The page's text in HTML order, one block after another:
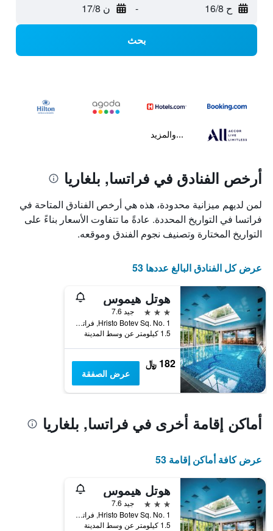
ح 16/8 - ن 17/8
بحث
...والمزيد
أرخص الفنادق في فراتسا, بلغاريا
لمن لديهم ميزانية محدودة، هذه هي أرخص الفنادق المتاحة في
فراتسا في التواريخ المحددة. عادةً ما تتفاوت الأسعار بناءً على
التواريخ المختارة وتصنيف نجوم الفندق وموقعه.
عرض كل الفنادق البالغ عددها 53
هوتل هيموس
3 نجوم
جيد 7.6
Hristo Botev Sq. No. 1, فراتسا, بلغاريا
1.5 كيلومتر عن وسط المدينة
182 ﷼
عرض الصفقة
أماكن إقامة أخرى في فراتسا, بلغاريا
عرض كافة أماكن إقامة 53
هوتل هيموس
3 نجوم
جيد 7.6
Hristo Botev Sq. No. 1, فراتسا, بلغاريا
1.5 كيلومتر عن وسط المدينة